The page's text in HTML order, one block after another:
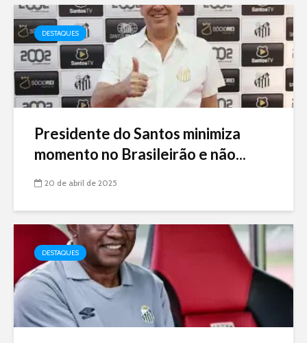
DESTAQUES
Presidente do Santos minimiza
momento no Brasileirão e não...
20 de abril de 2025
DESTAQUES